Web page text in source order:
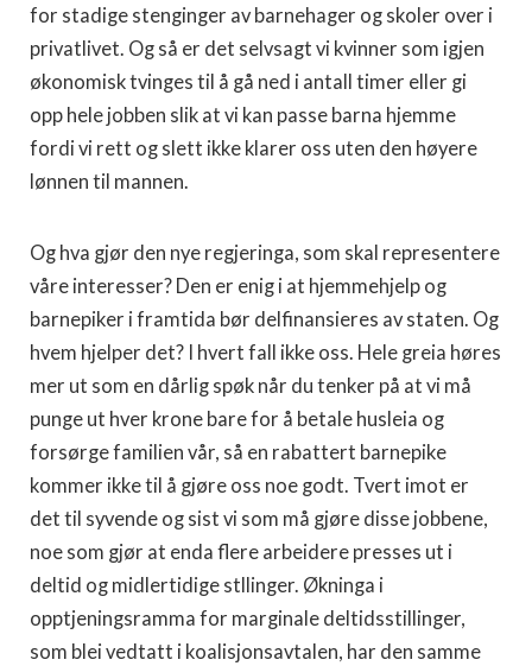
for stadige stenginger av barnehager og skoler over i
privatlivet. Og så er det selvsagt vi kvinner som igjen
økonomisk tvinges til å gå ned i antall timer eller gi
opp hele jobben slik at vi kan passe barna hjemme
fordi vi rett og slett ikke klarer oss uten den høyere
lønnen til mannen.
Og hva gjør den nye regjeringa, som skal representere
våre interesser? Den er enig i at hjemmehjelp og
barnepiker i framtida bør delfinansieres av staten. Og
hvem hjelper det? I hvert fall ikke oss. Hele greia høres
mer ut som en dårlig spøk når du tenker på at vi må
punge ut hver krone bare for å betale husleia og
forsørge familien vår, så en rabattert barnepike
kommer ikke til å gjøre oss noe godt. Tvert imot er
det til syvende og sist vi som må gjøre disse jobbene,
noe som gjør at enda flere arbeidere presses ut i
deltid og midlertidige stllinger. Økninga i
opptjeningsramma for marginale deltidsstillinger,
som blei vedtatt i koalisjonsavtalen, har den samme